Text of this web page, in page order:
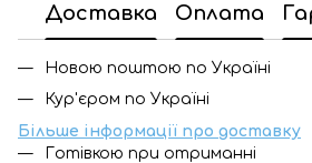
Доставка Оплата
Новою поштою по Україні
Кур'єром по Україні
Більше інформації про доставку
Готівкою при отриманні